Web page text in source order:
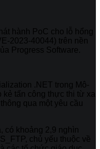
hành PoC cho lỗ hổng
2023-40044) trên nền
Progress Software.
.NET trong Mô-
kẻ tấn công thực thi từ xa
qua một yêu cầu
có khoảng 2,9 nghìn
chủ yếu thuộc về